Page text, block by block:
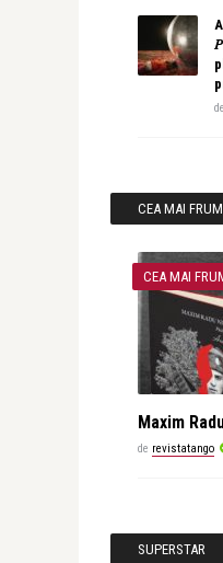
de
CEA MAI
CEA MAI
Maxim
de revistatango
SUPERSTAR